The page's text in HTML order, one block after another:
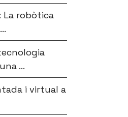
La robòtica
...
i virtual a